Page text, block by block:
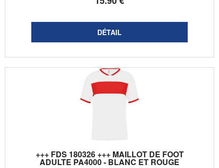
+++ FDS 180326 +++ MAILLOT DE FOOT
ADULTE PA4000 - BLANC ET ROUGE